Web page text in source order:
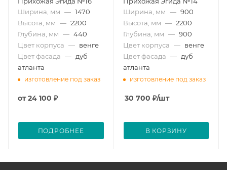
Ширина, мм — 1470
Высота, мм — 2200
Глубина, мм — 440
Цвет корпуса — венге
Цвет фасада — дуб
атланта
изготовление под заказ
от24 100 ₽
ПОДРОБНЕЕ
Ширина, мм — 900
Высота, мм — 2200
Глубина, мм — 900
Цвет корпуса — венге
Цвет фасада — дуб
атланта
изготовление под заказ
30 700 ₽/шт
В КОРЗИНУ